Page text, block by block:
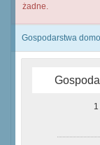
żadne.
Gospodarstwa